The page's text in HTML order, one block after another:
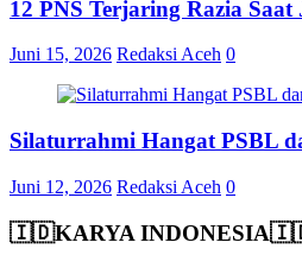
12 PNS Terjaring Razia
Juni 15, 2026 Redaksi Aceh 0
Silaturrahmi Hangat PSBL
Juni 12, 2026 Redaksi Aceh 0
🇮🇩KARYA